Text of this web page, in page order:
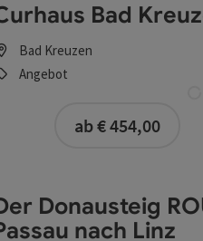
Bad
Bad Kreuzen
Angebot
ab € 454,00
Donausteig
nach Linz